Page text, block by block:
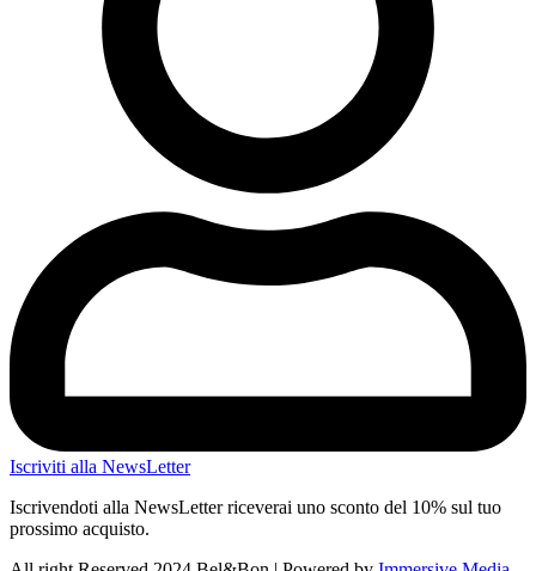
Iscriviti alla NewsLetter
Iscrivendoti alla NewsLetter riceverai uno sconto del 10% sul tuo
prossimo acquisto.